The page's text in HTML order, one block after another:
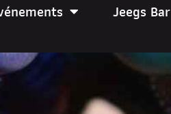
Jeegs Bar